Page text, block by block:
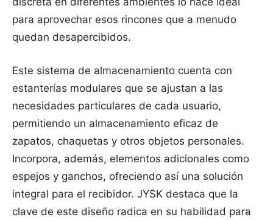
para aprovechar esos rincones que a menudo
quedan desapercibidos.
Este sistema de almacenamiento cuenta con
estanterías modulares que se ajustan a las
necesidades particulares de cada usuario,
permitiendo un almacenamiento eficaz de
zapatos, chaquetas y otros objetos personales.
Incorpora, además, elementos adicionales como
espejos y ganchos, ofreciendo así una solución
integral para el recibidor. JYSK destaca que la
clave de este diseño radica en su habilidad para